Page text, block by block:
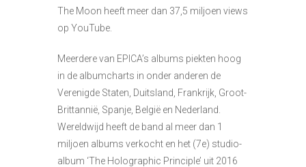
The Moon heeft meer dan 37,5 miljoen views
op YouTube.
Meerdere van EPICA’s albums piekten hoog
in de albumcharts in onder anderen de
Verenigde Staten, Duitsland, Frankrijk, Groot-
Brittannië, Spanje, België en Nederland.
Wereldwijd heeft de band al meer dan 1
miljoen albums verkocht en het (7e) studio-
album ‘The Holographic Principle’ uit 2016